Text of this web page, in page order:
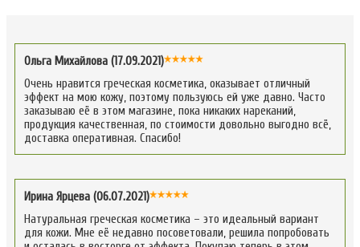
Ольга Михайлова (17.09.2021)
Очень нравится греческая косметика, оказывает отличный
эффект на мою кожу, поэтому пользуюсь ей уже давно. Часто
заказываю её в этом магазине, пока никаких нареканий,
продукция качественная, по стоимости довольно выгодно всё,
доставка оперативная. Спасибо!
Ирина Ярцева (06.07.2021)
Натуральная греческая косметика – это идеальный вариант
для кожи. Мне её недавно посоветовали, решила попробовать